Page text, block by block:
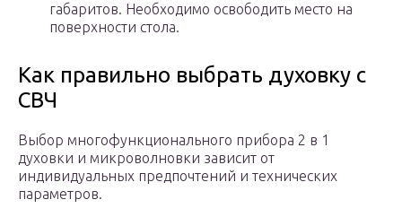
габаритов. Необходимо освободить место на
поверхности стола.
Как правильно выбрать духовку с
СВЧ
Выбор многофункционального прибора 2 в 1
духовки и микроволновки зависит от
индивидуальных предпочтений и технических
параметров.